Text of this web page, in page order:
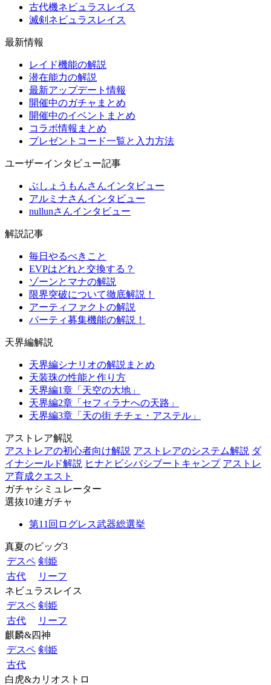
古代機ネビュラスレイス
滅剣ネビュラスレイス
最新情報
レイド機能の解説
潜在能力の解説
最新アップデート情報
開催中のガチャまとめ
開催中のイベントまとめ
コラボ情報まとめ
プレゼントコード一覧と入力方法
ユーザーインタビュー記事
ぶしょうもんさんインタビュー
アルミナさんインタビュー
nullunさんインタビュー
解説記事
毎日やるべきこと
EVPはどれと交換する？
ゾーンとマナの解説
限界突破について徹底解説！
アーティファクトの解説
パーティ募集機能の解説！
天界編解説
天界編シナリオの解説まとめ
天装珠の性能と作り方
天界編1章「天空の大地」
天界編2章「セフィラナへの天路」
天界編3章「天の街 チチェ・アステル」
アストレア解説
アストレアの初心者向け解説 アストレアのシステム解説 ダ
イナシールド解説 ヒナとビシバシブートキャンプ アストレ
ア育成クエスト
ガチャシミュレーター
選抜10連ガチャ
第11回ログレス武器総選挙
真夏のビッグ3
デスペ 剣姫
古代
リーフ
ネビュラスレイス
デスペ 剣姫
古代
リーフ
麒麟&四神
デスペ 剣姫
古代
白虎&カリオストロ